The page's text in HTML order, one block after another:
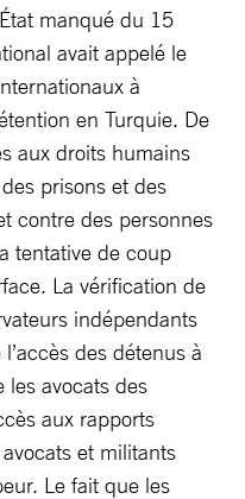
manqué du 15
avait appelé le
à
en Turquie. De
aux droits humains
prisons et des
contre des personnes
tentative de coup
La vérification de
indépendants
des détenus à
les avocats des
aux rapports
et militants
Le fait que les